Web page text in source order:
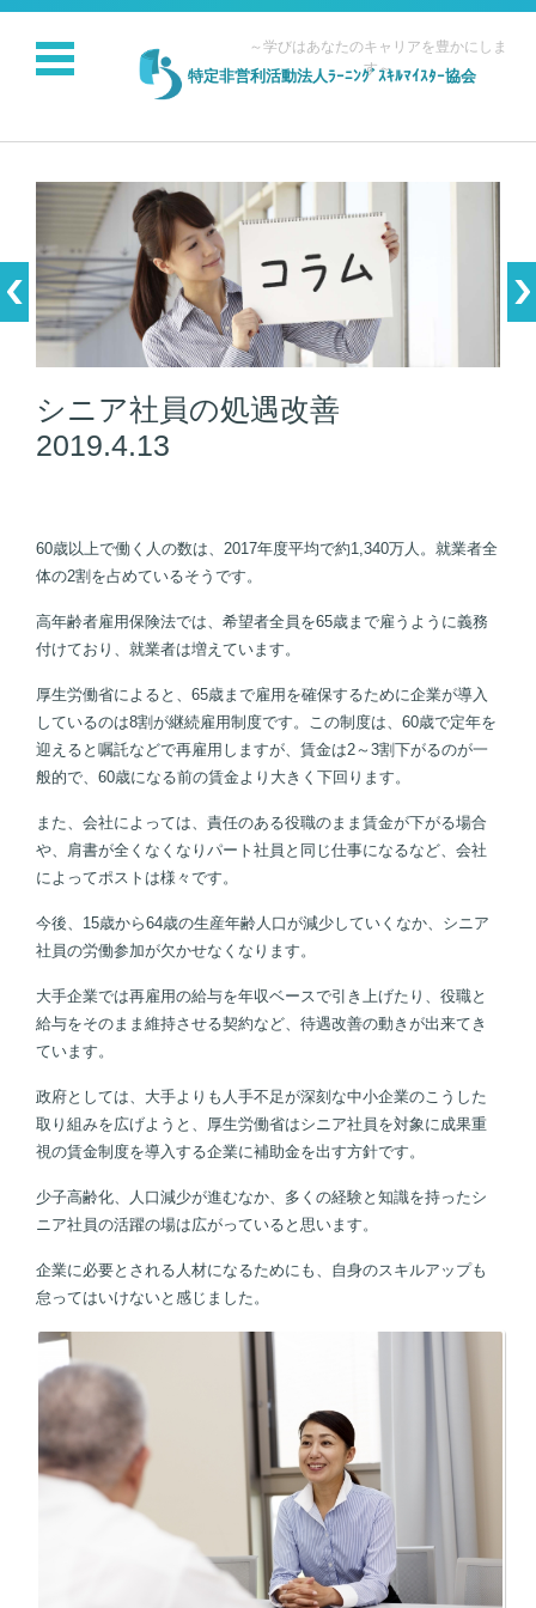
特定非営利活動法人ﾗｰﾆﾝｸﾞｽｷﾙﾏｲｽﾀｰ協会
～学びはあなたのキャリアを豊かにしま
す～
コンテンツに移動
シニア社員の処遇改善
2019.4.13
60歳以上で働く人の数は、2017年度平均で約1,340万人。就業者全
体の2割を占めているそうです。
高年齢者雇用保険法では、希望者全員を65歳まで雇うように義務
付けており、就業者は増えています。
厚生労働省によると、65歳まで雇用を確保するために企業が導入
しているのは8割が継続雇用制度です。この制度は、60歳で定年を
迎えると嘱託などで再雇用しますが、賃金は2～3割下がるのが一
般的で、60歳になる前の賃金より大きく下回ります。
また、会社によっては、責任のある役職のまま賃金が下がる場合
や、肩書が全くなくなりパート社員と同じ仕事になるなど、会社
によってポストは様々です。
今後、15歳から64歳の生産年齢人口が減少していくなか、シニア
社員の労働参加が欠かせなくなります。
大手企業では再雇用の給与を年収ベースで引き上げたり、役職と
給与をそのまま維持させる契約など、待遇改善の動きが出来てき
ています。
政府としては、大手よりも人手不足が深刻な中小企業のこうした
取り組みを広げようと、厚生労働省はシニア社員を対象に成果重
視の賃金制度を導入する企業に補助金を出す方針です。
少子高齢化、人口減少が進むなか、多くの経験と知識を持ったシ
ニア社員の活躍の場は広がっていると思います。
企業に必要とされる人材になるためにも、自身のスキルアップも
怠ってはいけないと感じました。